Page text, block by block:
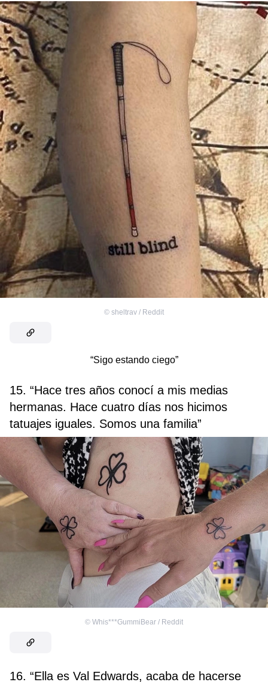
© sheltrav / Reddit
“Sigo estando ciego”
15. “Hace tres años conocí a mis medias
hermanas. Hace cuatro días nos hicimos
tatuajes iguales. Somos una familia”
© Whis***GummiBear / Reddit
16. “Ella es Val Edwards, acaba de hacerse